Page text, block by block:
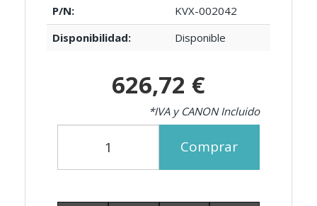
P/N:
KVX-002042
Disponibilidad:
Disponible
626,72 €
*IVA y CANON Incluido
Comprar